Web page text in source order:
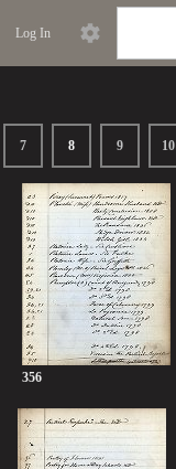
Log In
7 8 9 10
356